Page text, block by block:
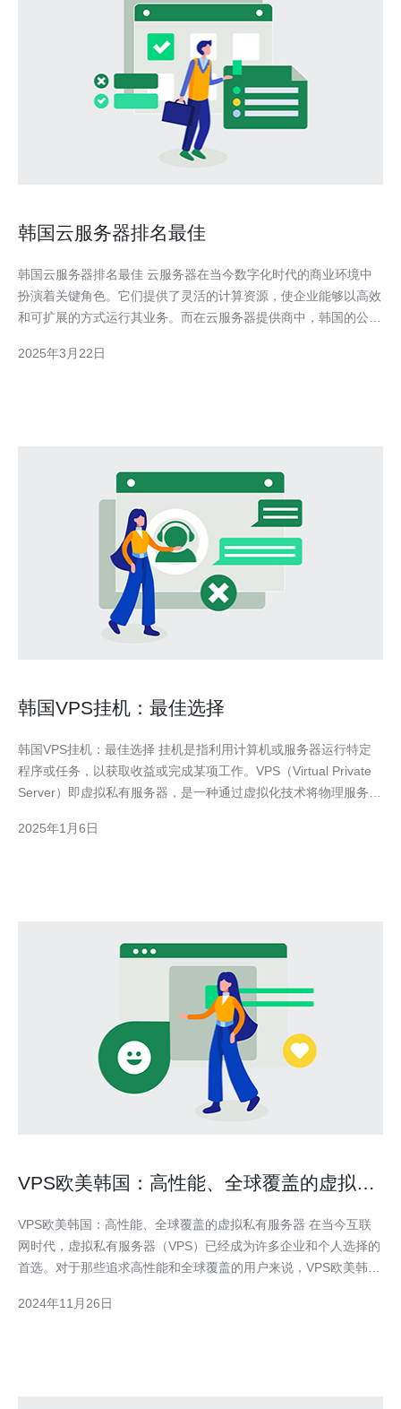
韩国云服务器排名最佳
韩国云服务器排名最佳 云服务器在当今数字化时代的商业环境中
扮演着关键角色。它们提供了灵活的计算资源，使企业能够以高效
和可扩展的方式运行其业务。而在云服务器提供商中，韩国的公司
佳的几家公司。 公司A是韩国云服务器领域的佼佼者。他们提供高
2025年3月22日
韩国VPS挂机：最佳选择
韩国VPS挂机：最佳选择 挂机是指利用计算机或服务器运行特定
程序或任务，以获取收益或完成某项工作。VPS（Virtual Private
Server）即虚拟私有服务器，是一种通过虚拟化技术将物理服务器
用VPS进行挂机操作，以实现高效的任务处理和
2025年1月6日
VPS欧美韩国：高性能、全球覆盖的虚拟私
VPS欧美韩国：高性能、全球覆盖的虚拟私有服务器 在当今互联
网时代，虚拟私有服务器（VPS）已经成为许多企业和个人选择的
首选。对于那些追求高性能和全球覆盖的用户来说，VPS欧美韩国
案，它允许用户将一个物理服务器划分成多个独立的虚拟服务器。
2024年11月26日